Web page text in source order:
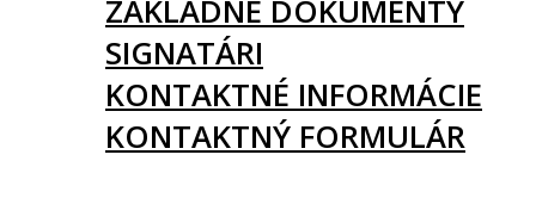
ZÁKLADNÉ DOKUMENTY
SIGNATÁRI
KONTAKTNÉ INFORMÁCIE
KONTAKTNÝ FORMULÁR